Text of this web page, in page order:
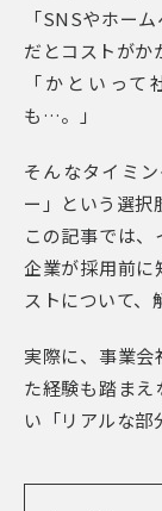
「SNSやホー
だとコストがか
「かといっ
も…。」
そんなタイミ
ー」という選択
この記事では
企業が採用前に
ストについて、
実際に、事業
た経験も踏まえ
い「リアルな部